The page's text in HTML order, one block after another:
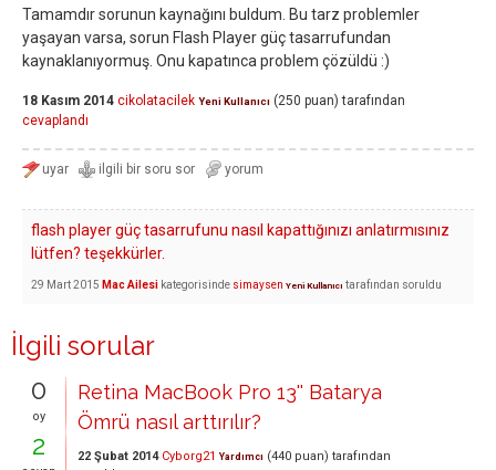
Tamamdır sorunun kaynağını buldum. Bu tarz problemler
yaşayan varsa, sorun Flash Player güç tasarrufundan
kaynaklanıyormuş. Onu kapatınca problem çözüldü :)
18 Kasım 2014 cikolatacilek Yeni Kullanıcı (250 puan) tarafından
cevaplandı
flash player güç tasarrufunu nasıl kapattığınızı anlatırmısınız
lütfen? teşekkürler.
29 Mart 2015 Mac Ailesi kategorisinde simaysen Yeni Kullanıcı tarafından soruldu
İlgili sorular
0
oy
2
Retina MacBook Pro 13'' Batarya
Ömrü nasıl arttırılır?
22 Şubat 2014 Cyborg21 Yardımcı (440 puan) tarafından